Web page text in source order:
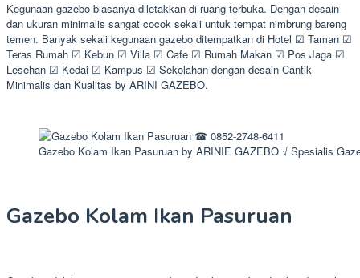
Kegunaan gazebo biasanya diletakkan di ruang terbuka. Dengan desain
dan ukuran minimalis sangat cocok sekali untuk tempat nimbrung bareng
temen. Banyak sekali kegunaan gazebo ditempatkan di Hotel ☑ Taman ☑
Teras Rumah ☑ Kebun ☑ Villa ☑ Cafe ☑ Rumah Makan ☑ Pos Jaga ☑
Lesehan ☑ Kedai ☑ Kampus ☑ Sekolahan dengan desain Cantik
Minimalis dan Kualitas by ARINI GAZEBO.
Gazebo Kolam Ikan Pasuruan by ARINIE GAZEBO √ Spesialis
Gazebo Kolam Ikan Pasuruan